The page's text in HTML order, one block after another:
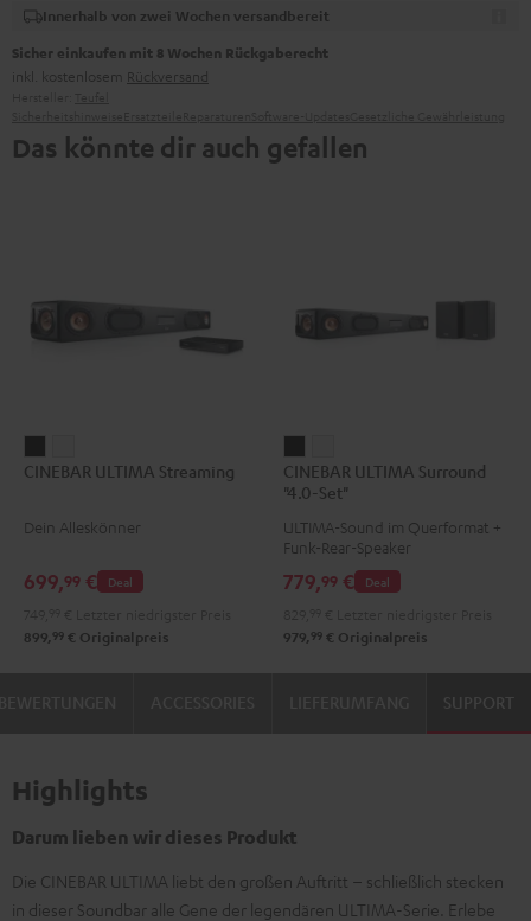
Innerhalb von zwei Wochen versandbereit
Sicher einkaufen mit 8 Wochen Rückgaberecht
inkl. kostenlosem Rückversand
Das könnte dir auch gefallen
ULTIMA
Schwarz
ULTIMA
Weiß
CINEBAR ULTIMA Streaming
Dein Alleskönner
Deal
699,99 €
899, 99 € Originalpreis
ULTIMA
Surround
"4.0-
Schwarz
ULTIMA
Surround
"4.0-
Weiß
CINEBAR ULTIMA Surround
"4.0-Set"
ULTIMA-Sound im Querformat +
Funk-Rear-Speaker
Deal
779,99 €
979, 99 € Originalpreis
SUPPORT
Highlights
Darum lieben wir dieses Produkt
Die CINEBAR ULTIMA liebt den großen Auftritt – schließlich stecken
in dieser Soundbar alle Gene der legendären ULTIMA-Serie. Erlebe